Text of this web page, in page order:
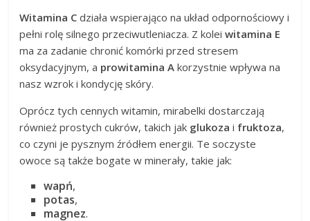
Witamina C działa wspierająco na układ odpornościowy i
pełni rolę silnego przeciwutleniacza. Z koleiwitamina E
ma za zadanie chronić komórki przed stresem
oksydacyjnym, a prowitamina A korzystnie wpływa na
nasz wzrok i kondycję skóry.
Oprócz tych cennych witamin, mirabelki dostarczają
również prostych cukrów, takich jak glukoza i fruktoza,
co czyni je pysznym źródłem energii. Te soczyste
owoce są także bogate w minerały, takie jak:
wapń,
potas,
magnez.